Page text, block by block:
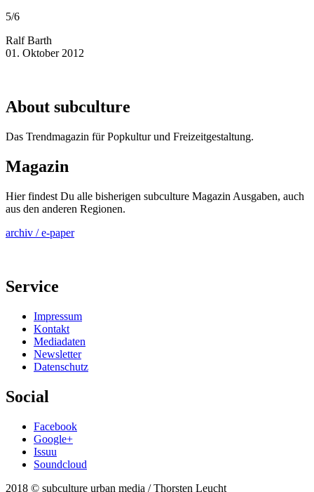
5/6
Ralf Barth
01. Oktober 2012
About subculture
Das Trendmagazin für Popkultur und Freizeitgestaltung.
Magazin
Hier findest Du alle bisherigen subculture Magazin Ausgaben, auch
aus den anderen Regionen.
archiv / e-paper
Service
Impressum
Kontakt
Mediadaten
Newsletter
Datenschutz
Social
Facebook
Google+
Issuu
Soundcloud
2018 © subculture urban media / Thorsten Leucht